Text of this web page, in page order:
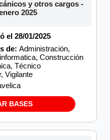
y otros cargos -
2025
el 28/01/2025
de: Administración,
Construcción
Técnico
Vigilante
BASES